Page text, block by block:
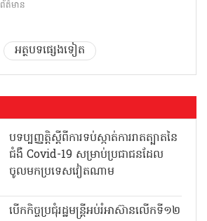
ព័ត៌មាន
អត្ថបទផ្សេងទៀត
បទប្បញ្ញត្តិស្តីពីការទប់ស្កាត់ការរាតត្បាតនៃ
ជំងឺ Covid-19 សម្រាប់ប្រជាជនដែល
ចូលមកប្រទេសវៀតណាម
បើកកិច្ចប្រជុំរដ្ឋមន្ត្រីអប់រំអាស៊ានលើកទី១២